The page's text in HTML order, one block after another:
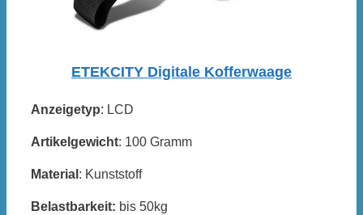
ETEKCITY Digitale Kofferwaage
Anzeigetyp: LCD
Artikelgewicht: 100 Gramm
Material : Kunststoff
Belastbarkeit: bis 50kg